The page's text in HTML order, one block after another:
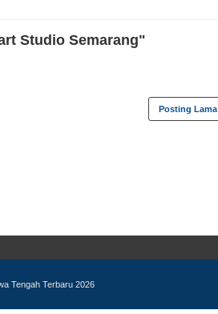
Studio Semarang"
Posting Lama
Tengah Terbaru 2026